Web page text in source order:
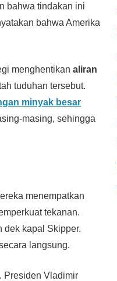
bahwa tindakan ini
bahwa Amerika
menghentikanaliran
tuduhan tersebut.
minyak besar
masing, sehingga
menempatkan
tekanan.
dek kapal Skipper.
langsung.
Presiden Vladimir